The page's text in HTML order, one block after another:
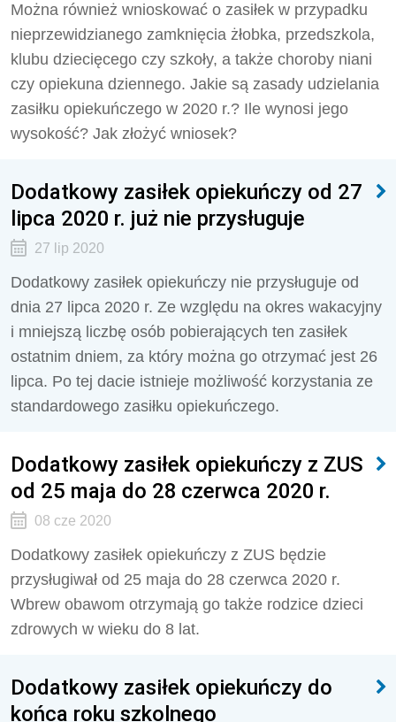
Można również wnioskować o zasiłek w przypadku
nieprzewidzianego zamknięcia żłobka, przedszkola,
klubu dziecięcego czy szkoły, a także choroby niani
czy opiekuna dziennego. Jakie są zasady udzielania
zasiłku opiekuńczego w 2020 r.? Ile wynosi jego
wysokość? Jak złożyć wniosek?
Dodatkowy zasiłek opiekuńczy od 27
lipca 2020 r. już nie przysługuje
27 lip 2020
Dodatkowy zasiłek opiekuńczy nie przysługuje od
dnia 27 lipca 2020 r. Ze względu na okres wakacyjny
i mniejszą liczbę osób pobierających ten zasiłek
ostatnim dniem, za który można go otrzymać jest 26
lipca. Po tej dacie istnieje możliwość korzystania ze
standardowego zasiłku opiekuńczego.
Dodatkowy zasiłek opiekuńczy z ZUS
od 25 maja do 28 czerwca 2020 r.
08 cze 2020
Dodatkowy zasiłek opiekuńczy z ZUS będzie
przysługiwał od 25 maja do 28 czerwca 2020 r.
Wbrew obawom otrzymają go także rodzice dzieci
zdrowych w wieku do 8 lat.
Dodatkowy zasiłek opiekuńczy do
końca roku szkolnego